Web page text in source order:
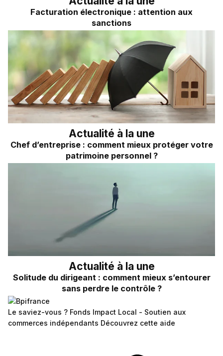
Facturation électronique : attention aux
sanctions
Actualité à la une
Chef d’entreprise : comment mieux protéger votre
patrimoine personnel ?
Actualité à la une
Solitude du dirigeant : comment mieux s’entourer
sans perdre le contrôle ?
Le saviez-vous ? Fonds Impact Local - Soutien aux
commerces indépendants Découvrez cette aide